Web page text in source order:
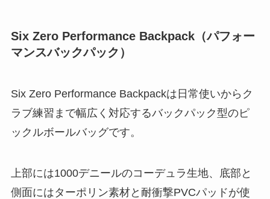
Six Zero Performance Backpack（パフォー
マンスバックパック）
Six Zero Performance Backpackは日常使いからク
ラブ練習まで幅広く対応するバックパック型のピ
ックルボールバッグです。
上部には1000デニールのコーデュラ生地、底部と
側面にはターポリン素材と耐衝撃PVCパッドが使